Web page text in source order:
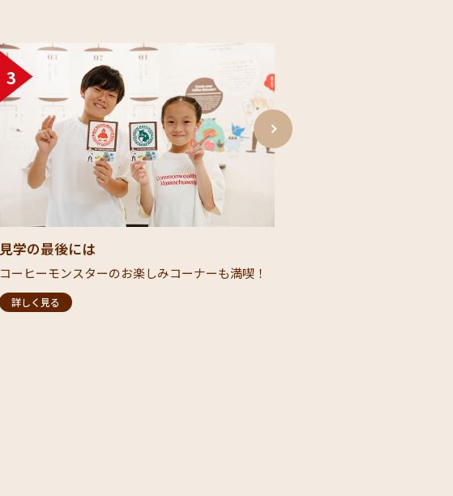
見学の最後には
コーヒーモンスターの​お楽しみコーナーも満喫！​
詳しく見る